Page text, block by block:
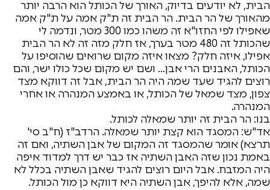
הבית, לא יודעים בדיוק, האורך של הכותל הוא הרבה יותר
מהאורך של הר הבית. הר הבית זה ת"ק אמה על ת"ק אמה
שאפילו לפי החזו"א זה משהו כמו 300 מטר, ונדמה לי
שהכותל זה 480 מטר בערך, אז חלק מזה זה לא הר הבית
אפילו, איזה חלק? מצאו איזה מקום שרואים שהוסיפו על
הכותל, האבנים הרי אבן… ושם יש מקום שכל כולו ישר, והם
רוצים להגיד שעד שמה היה הר הבית, אבל זה דווקא מצד
צפון, מצד שמאל של הכותל, או באמצע המנהרה או אחרי
המנהרה.
בנו: הר הבית זה יותר שמאלה לכותל.
אד"ש: המסגד הוא קצת יותר שמאלה. הרדב"ז (ח"ב סי'
תרצא) אומר שהמסגד זה המקום של אבן השתיה, ואם זה
באמת נכון שזה האבן השתיה אז כבר יש דרך למדוד איפה
היה המזבח. אבל היום רוצים להגיד שאבן השתיה בכלל לא
שמה, אלא להיפך, אבן השתיה היא דווקא כן מול הכותל.